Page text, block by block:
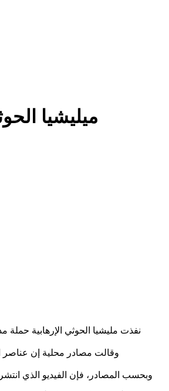
ميليشيا
نفذت مليشيا الحوثي الإرهابية
وقالت مصادر محلية إن عناصر
وبحسب المصادر، فإن الفيديو الذي